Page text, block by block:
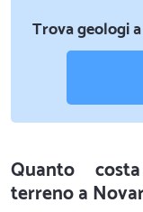
Trova geologi
Quanto
terreno a